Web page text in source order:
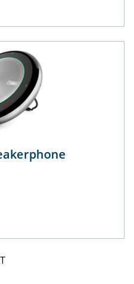
CP700 – Speakerphone